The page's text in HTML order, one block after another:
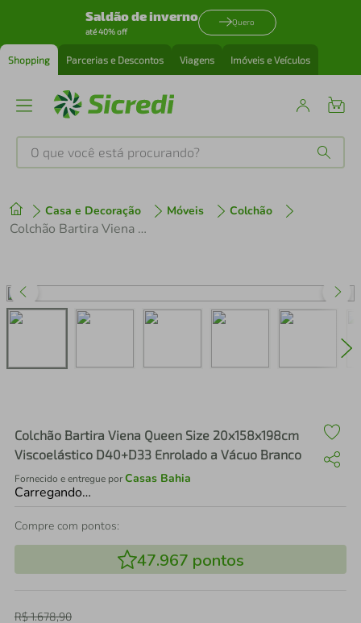
Saldão de inverno
até 40% off
Quero
Shopping Parcerias e Descontos Viagens Imóveis e Veículos
O que você está procurando?
Casa e Decoração Móveis Colchão
Colchão Bartira Viena Queen Size 20x158x198cm Viscoelástico D40+D33 Enrolado a Vácuo Branco
Colchão Bartira Viena Queen Size 20x158x198cm
Viscoelástico D40+D33 Enrolado a Vácuo Branco
Fornecido e entregue porCasas Bahia
Carregando…
Compre com pontos:
47.967 pontos
R$1.678,90
1º tenis
perfume